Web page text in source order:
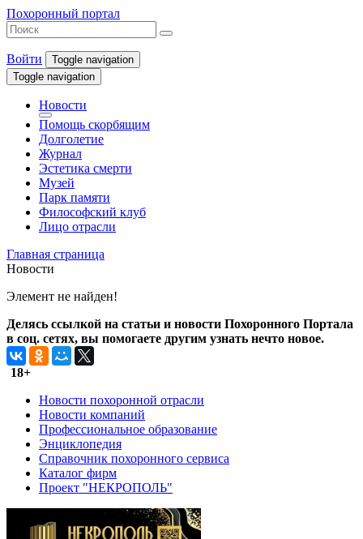
Похоронный портал
Войти
Toggle navigation
Toggle navigation
Новости
Помощь скорбящим
Долголетие
Журнал
Эстетика смерти
Музей
Парк памяти
Философский клуб
Лицо отрасли
Главная страница
Новости
Элемент не найден!
Делясь ссылкой на статьи и новости Похоронного Портала
в соц. сетях, вы помогаете другим узнать нечто новое.
18+
Новости похоронной отрасли
Новости компаний
Профессиональное образование
Энциклопедия
Справочник похоронного сервиса
Каталог фирм
Проект "НЕКРОПОЛЬ"